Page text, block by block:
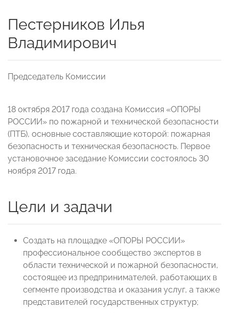
Пестерников Илья
Владимирович
Председатель Комиссии
18 октября 2017 года создана Комиссия «ОПОРЫ
РОССИИ» по пожарной и технической безопасности
(ПТБ), основные составляющие которой: пожарная
безопасность и техническая безопасность. Первое
установочное заседание Комиссии состоялось 30
ноября 2017 года.
Цели и задачи
Создать на площадке «ОПОРЫ РОССИИ»
профессиональное сообщество экспертов в
области технической и пожарной безопасности,
состоящее из предпринимателей, работающих в
сегменте производства и оказания услуг, а также
представителей государственных структур;